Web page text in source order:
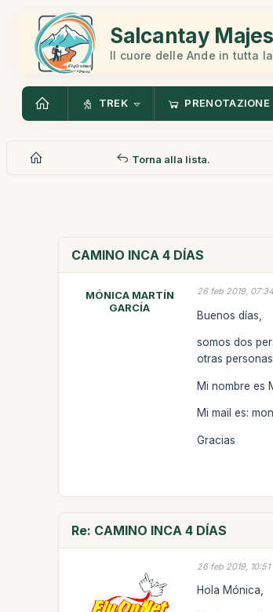
Salcantay
Il cuore delle Ande in tutta
TREK PRENOTAZIONE
Torna alla lista.
CAMINO INCA 4 DÍAS
MÓNICA MARTÍN
GARCÍA
26 feb 2019,
Buenos días,
somos dos
otras
Mi nombre es
Mi mail es:
Gracias
Re: CAMINO INCA 4 DÍAS
26 feb 2019, 10:51
Hola Mónica,